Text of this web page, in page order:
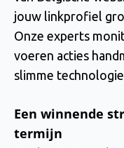
jouw linkprofiel
Onze experts
voeren acties
slimme
Een winnende
termijn